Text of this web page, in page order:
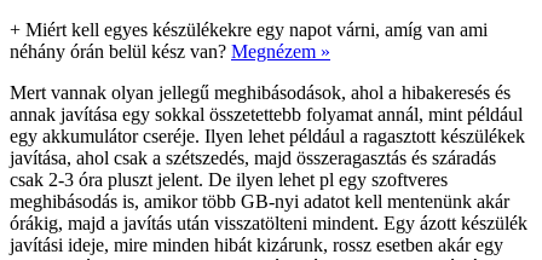
+ Miért kell egyes készülékekre egy napot várni, amíg van ami
néhány órán belül kész van? Megnézem »
Mert vannak olyan jellegű meghibásodások, ahol a hibakeresés és
annak javítása egy sokkal összetettebb folyamat annál, mint például
egy akkumulátor cseréje. Ilyen lehet például a ragasztott készülékek
javítása, ahol csak a szétszedés, majd összeragasztás és száradás
csak 2-3 óra pluszt jelent. De ilyen lehet pl egy szoftveres
meghibásodás is, amikor több GB-nyi adatot kell mentenünk akár
órákig, majd a javítás után visszatölteni mindent. Egy ázott készülék
javítási ideje, mire minden hibát kizárunk, rossz esetben akár egy